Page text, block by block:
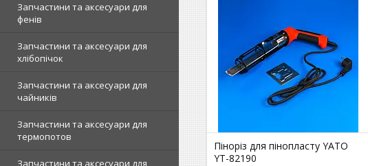
Запчастини та аксесуари для
фенів
Запчастини та аксесуари для
хлібопічок
Запчастини та аксесуари для
чайників
Запчастини та аксесуари для
термопотов
Запчастини та аксесуари для
Піноріз для пінопласту YATO
YT-82190